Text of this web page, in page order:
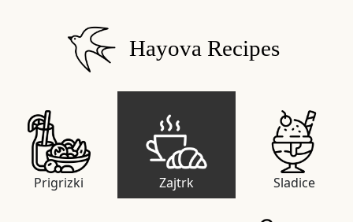
Hayova Recipes
Prigrizki Zajtrk Sladice